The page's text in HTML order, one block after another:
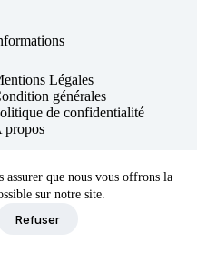
assurer que nous vous offrons la
sur notre site.
Refuser
Légales
générales
de confidentialité
propos